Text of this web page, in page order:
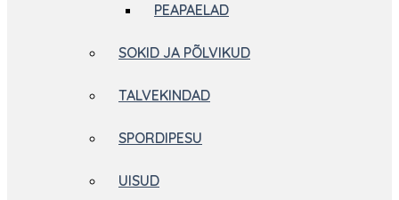
PEAPAELAD
SOKID JA PÕLVIKUD
TALVEKINDAD
SPORDIPESU
UISUD